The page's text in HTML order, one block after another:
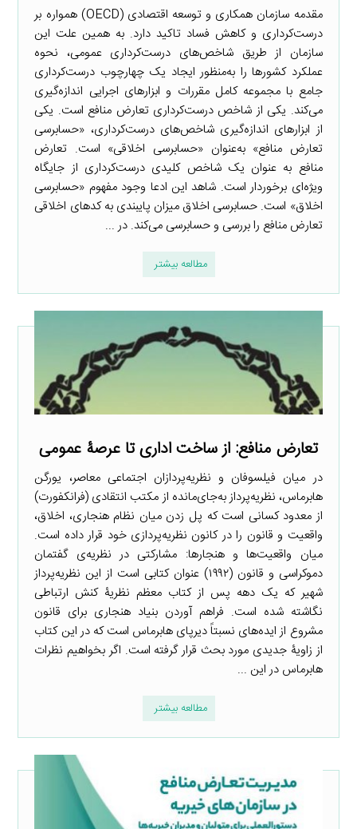
مقدمه سازمان همکاری و توسعه اقتصادی (OECD) همواره بر
درست‌کرداری و کاهش فساد تاکید دارد. به همین علت این
سازمان از طریق شاخص‌های درست‌کرداری‌ عمومی، نحوه
عملکرد کشورها را به‌منظور ایجاد یک چهارچوب درست‌کرداری
جامع با مجموعه کامل مقررات و ابزارهای اجرایی اندازه‌گیری
می‌کند. یکی از شاخص درست‌کرداری ‌تعارض منافع است. یکی
از ابزارهای اندازه‌گیری شاخص‌های درست‌کرداری،‌ «حسابرسی
تعارض منافع» به‌عنوان «حسابرسی اخلاقی» است. تعارض
منافع به عنوان یک شاخص کلیدی درست‌کرداری از جایگاه
ویژه‌ای برخوردار است. شاهد این ادعا وجود مفهوم «حسابرسی
اخلاق» است. حسابرسی اخلاق میزان پایبندی به کدهای اخلاقی
تعارض منافع را بررسی و حسابرسی می‌کند. در ...
مطالعه بیشتر
تعارض منافع: از ساخت اداری تا عرصۀ عمومی
در میان فیلسوفان و نظریه‌پردازان اجتماعی معاصر، یورگن
هابرماس، نظریه‌پرداز به‌جای‌مانده از مکتب انتقادی (فرانکفورت)
از معدود کسانی است که پل زدن میان نظام هنجاری، اخلاق،
واقعیت و قانون را در کانون نظریه‌پردازی خود قرار داده است.
میان واقعیت‌ها و هنجارها: مشارکتی در نظریه‌ی گفتمان
دموکراسی و قانون (۱۹۹۲) عنوان کتابی است از این نظریه‌پرداز
شهیر که یک دهه پس از کتاب معظم نظریۀ کنش ارتباطی
نگاشته شده است. فراهم آوردن بنیاد هنجاری برای قانون
مشروع از ایده‌های نسبتاً دیرپای هابرماس است که در این کتاب
از زاویۀ جدیدی مورد بحث قرار گرفته است. اگر بخواهیم نظرات
هابرماس در این ...
مطالعه بیشتر